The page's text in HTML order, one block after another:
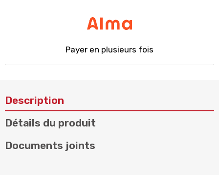
Payer en plusieurs fois
Description
Détails du produit
Documents joints